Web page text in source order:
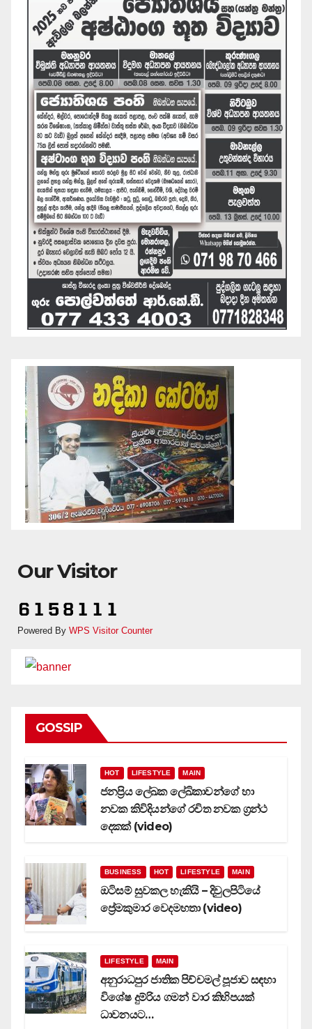
Our Visitor
Powered By WPS Visitor Counter
GOSSIP
HOT LIFESTYLE MAIN
ජනප්‍රිය ලේඛක ලේඛිකාවන්ගේ හා
නවක කිවිදියන්ගේ රචිත නවක ග්‍රන්ථ
දෙකක් (video)
BUSINESS HOT LIFESTYLE MAIN
ඔටිසම් සුවකල හැකියි – දිවුලපිටියේ
ප්‍රේමකුමාර වෙදමහතා (video)
LIFESTYLE MAIN
අනුරාධපුර ජාතික පිච්චමල් පූජාව සඳහා
විශේෂ දුම්රිය ගමන් වාර කිහිපයක්
ධාවනයට…